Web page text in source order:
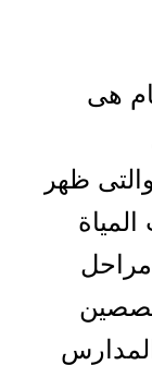
هى
ظهر